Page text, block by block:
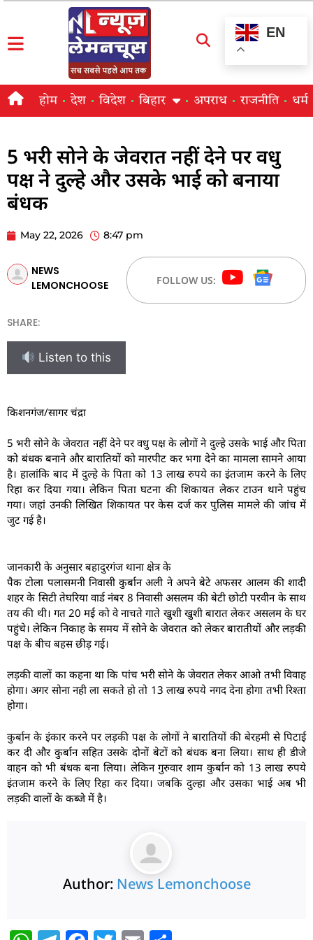
EN
होम देश विदेश बिहार अपराध राजनीति धर्म
5 भरी सोने के जेवरात नहीं देने पर वधु
पक्ष ने दुल्हे और उसके भाई को बनाया
बंधक
May 22, 2026 8:47 pm
NEWS
LEMONCHOOSE
FOLLOW US:
SHARE:
Listen to this
किशनगंज/सागर चंद्रा
5 भरी सोने के जेवरात नहीं देने पर वधु पक्ष के लोगों ने दुल्हे उसके भाई और पिता
को बंधक बनाने और बारातियों को मारपीट कर भगा देने का मामला सामने आया
है। हालांकि बाद में दुल्हे के पिता को 13 लाख रुपये का इंतजाम करने के लिए
रिहा कर दिया गया। लेकिन पिता घटना की शिकायत लेकर टाउन थाने पहुंच
गया। जहां उनकी लिखित शिकायत पर केस दर्ज कर पुलिस मामले की जांच में
जुट गई है।
जानकारी के अनुसार बहादुरगंज थाना क्षेत्र के
पैक टोला पलासमनी निवासी कुर्बान अली ने अपने बेटे अफसर आलम की शादी
शहर के सिटी तेघरिया वार्ड नंबर 8 निवासी असलम की बेटी छोटी परवीन के साथ
तय की थी। गत 20 मई को वे नाचते गाते खुशी खुशी बारात लेकर असलम के घर
पहुंचे। लेकिन निकाह के समय में सोने के जेवरात को लेकर बारातीयों और लड़की
पक्ष के बीच बहस छीड़ गई।
लड़की वालों का कहना था कि पांच भरी सोने के जेवरात लेकर आओ तभी विवाह
होगा। अगर सोना नही ला सकते हो तो 13 लाख रुपये नगद देना होगा तभी रिश्ता
होगा।
कुर्बान के इंकार करने पर लड़की पक्ष के लोगों ने बारातियों की बेरहमी से पिटाई
कर दी और कुर्बान सहित उसके दोनों बेटों को बंधक बना लिया। साथ ही डीजे
वाहन को भी बंधक बना लिया। लेकिन गुरुवार शाम कुर्बान को 13 लाख रुपये
इंतजाम करने के लिए रिहा कर दिया। जबकि दुल्हा और उसका भाई अब भी
लड़की वालों के कब्जे में है।
Author: News Lemonchoose